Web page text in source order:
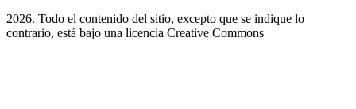
2026. Todo el contenido del sitio, excepto que se indique lo
contrario, está bajo una licencia Creative Commons